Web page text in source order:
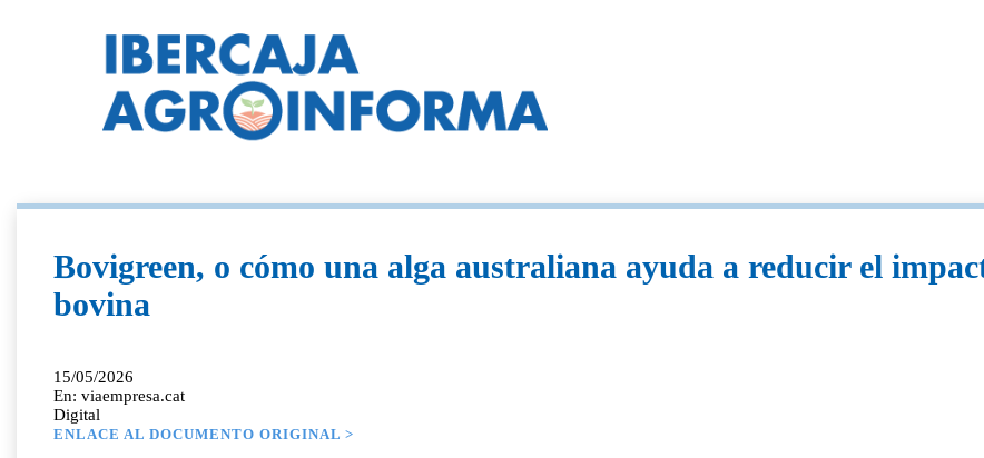
Bovigreen, o cómo una alga australiana ayuda a reducir el
bovina
15/05/2026
En: viaempresa.cat
Digital
ENLACE AL DOCUMENTO ORIGINAL >